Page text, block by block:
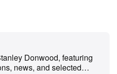
in uno spazio
visitabile dal 6 maggio al
pubblico le porte di un
Donwood, featuring
news, and selected